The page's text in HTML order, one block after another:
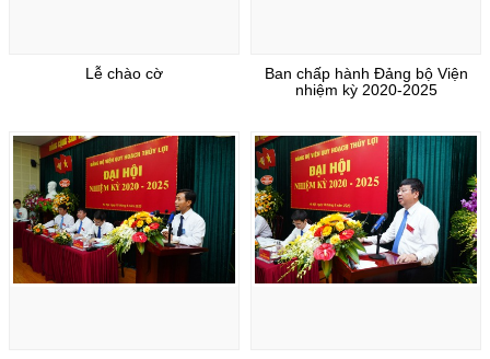
Lễ chào cờ
Ban chấp hành Đảng bộ Viện
nhiệm kỳ 2020-2025